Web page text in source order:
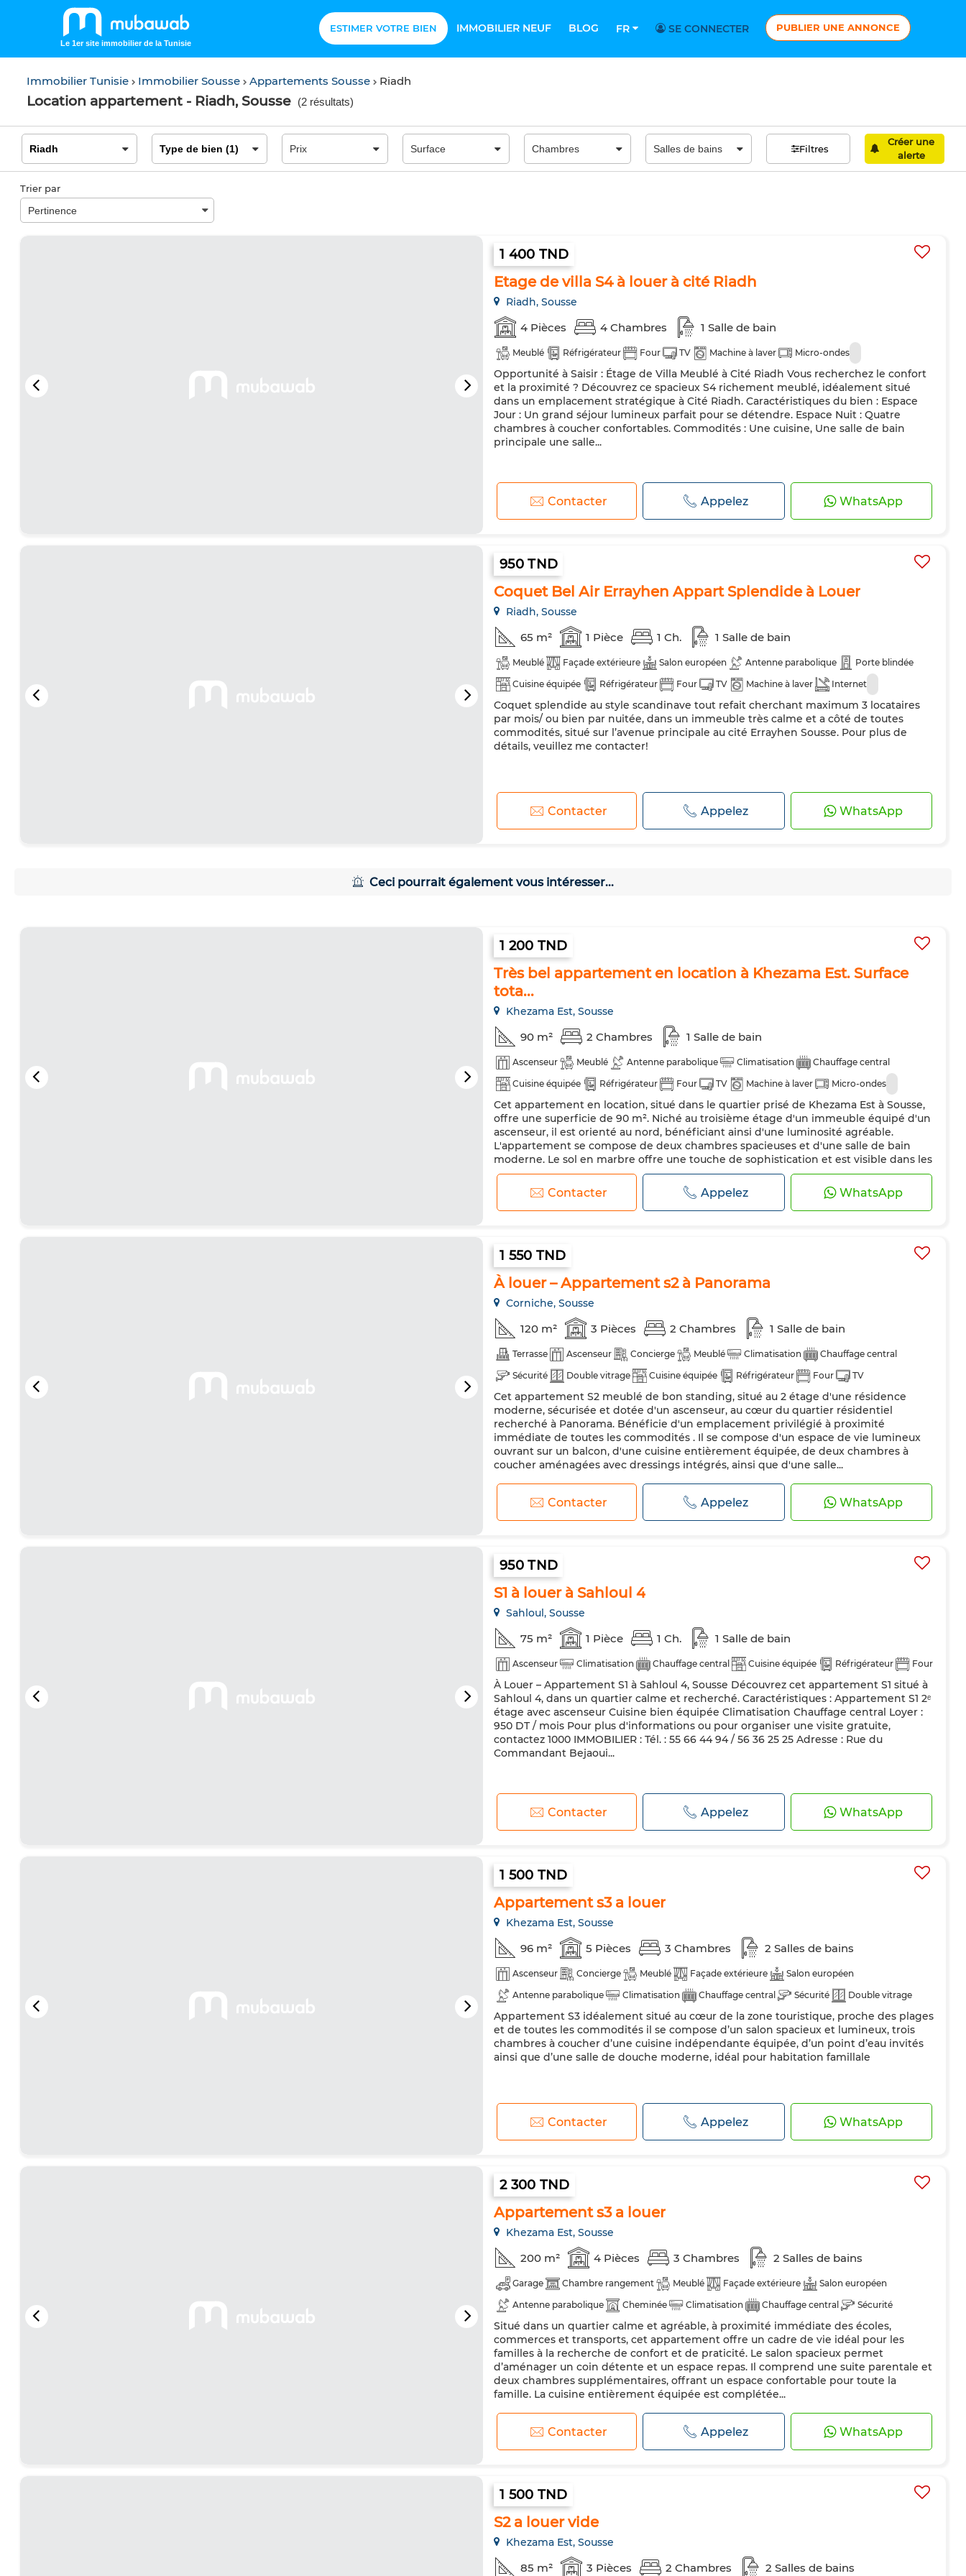
Le 1er site immobilier de la Tunisie
ESTIMER VOTRE BIEN IMMOBILIER NEUF BLOG FR SE CONNECTER PUBLIER UNE ANNONCE
Immobilier Tunisie Immobilier Sousse Appartements Sousse Riadh
Location appartement - Riadh, Sousse (2 résultats)
Filtres
Créer une
alerte
Trier par
1 400 TND
Etage de villa S4 à louer à cité Riadh
Riadh, Sousse
4 Pièces 4 Chambres 1 Salle de bain
Meublé Réfrigérateur Four TV Machine à laver Micro-ondes
Opportunité à Saisir : Étage de Villa Meublé à Cité Riadh Vous recherchez le confort
et la proximité ? Découvrez ce spacieux S4 richement meublé, idéalement situé
dans un emplacement stratégique à Cité Riadh. Caractéristiques du bien : Espace
Jour : Un grand séjour lumineux parfait pour se détendre. Espace Nuit : Quatre
chambres à coucher confortables. Commodités : Une cuisine, Une salle de bain
principale une salle...
Contacter Appelez WhatsApp
950 TND
Coquet Bel Air Errayhen Appart Splendide à Louer
Riadh, Sousse
65 m² 1 Pièce 1 Ch. 1 Salle de bain
Meublé Façade extérieure Salon européen Antenne parabolique
Porte blindée
Cuisine équipée
Réfrigérateur Four TV Machine à laver Internet
Coquet splendide au style scandinave tout refait cherchant maximum 3 locataires
par mois/ ou bien par nuitée, dans un immeuble très calme et a côté de toutes
commodités, situé sur l’avenue principale au cité Errayhen Sousse. Pour plus de
détails, veuillez me contacter!
Contacter Appelez WhatsApp
Ceci pourrait également vous intéresser...
1 200 TND
Très bel appartement en location à Khezama Est. Surface
tota...
Khezama Est, Sousse
90 m² 2 Chambres 1 Salle de bain
Ascenseur Meublé Antenne parabolique Climatisation
Chauffage central
Cuisine équipée
Réfrigérateur Four TV Machine à laver Micro-ondes
Cet appartement en location, situé dans le quartier prisé de Khezama Est à Sousse,
offre une superficie de 90 m². Niché au troisième étage d'un immeuble équipé d'un
ascenseur, il est orienté au nord, bénéficiant ainsi d'une luminosité agréable.
L'appartement se compose de deux chambres spacieuses et d'une salle de bain
moderne. Le sol en marbre offre une touche de sophistication et est visible dans les
espaces principaux, tels que le salon et les...
Contacter Appelez WhatsApp
1 550 TND
À louer – Appartement s2 à Panorama
Corniche, Sousse
120 m² 3 Pièces 2 Chambres 1 Salle de bain
Terrasse Ascenseur Concierge Meublé Climatisation
Chauffage central
Sécurité
Double vitrage Cuisine équipée Réfrigérateur Four
TV
Machine à laver
Micro-ondes Internet Animaux domestiques autorisés
Cet appartement S2 meublé de bon standing, situé au 2 étage d'une résidence
moderne, sécurisée et dotée d'un ascenseur, au cœur du quartier résidentiel
recherché à Panorama. Bénéficie d'un emplacement privilégié à proximité
immédiate de toutes les commodités . Il se compose d'un espace de vie lumineux
ouvrant sur un balcon, d'une cuisine entièrement équipée, de deux chambres à
coucher aménagées avec dressings intégrés, ainsi que d'une salle...
Contacter Appelez WhatsApp
950 TND
S1 à louer à Sahloul 4
Sahloul, Sousse
75 m² 1 Pièce 1 Ch. 1 Salle de bain
Ascenseur Climatisation Chauffage central Cuisine équipée Réfrigérateur Four
À Louer – Appartement S1 à Sahloul 4, Sousse Découvrez cet appartement S1 situé à
Sahloul 4, dans un quartier calme et recherché. Caractéristiques : Appartement S1 2ᵉ
étage avec ascenseur Cuisine bien équipée Climatisation Chauffage central Loyer :
950 DT / mois Pour plus d'informations ou pour organiser une visite gratuite,
contactez 1000 IMMOBILIER : Tél. : 55 66 44 94 / 56 36 25 25 Adresse : Rue du
Commandant Bejaoui...
Contacter Appelez WhatsApp
1 500 TND
Appartement s3 a louer
Khezama Est, Sousse
96 m² 5 Pièces 3 Chambres 2 Salles de bains
Ascenseur Concierge Meublé Façade extérieure
Salon européen
Antenne parabolique
Climatisation Chauffage central Sécurité
Double vitrage
Porte blindée
Cuisine équipée Réfrigérateur Four TV
Machine à laver
Micro-ondes
Internet Animaux domestiques autorisés
Appartement S3 idéalement situé au cœur de la zone touristique, proche des plages
et de toutes les commodités il se compose d’un salon spacieux et lumineux, trois
chambres à coucher d’une cuisine indépendante équipée, d’un point d’eau invités
ainsi que d’une salle de douche moderne, idéal pour habitation famillale
Contacter Appelez WhatsApp
2 300 TND
Appartement s3 a louer
Khezama Est, Sousse
200 m² 4 Pièces 3 Chambres 2 Salles de bains
Garage Chambre rangement Meublé Façade extérieure
Salon européen
Antenne parabolique
Cheminée Climatisation Chauffage central
Sécurité
Double vitrage
Porte blindée Cuisine équipée Réfrigérateur Four
TV
Machine à laver
Micro-ondes Internet Animaux domestiques autorisés
Situé dans un quartier calme et agréable, à proximité immédiate des écoles,
commerces et transports, cet appartement offre un cadre de vie idéal pour les
familles à la recherche de confort et de praticité. Le salon spacieux permet
d’aménager un coin détente et un espace repas. Il comprend une suite parentale et
deux chambres supplémentaires, offrant un espace confortable pour toute la
famille. La cuisine entièrement équipée est complétée...
Contacter Appelez WhatsApp
1 500 TND
S2 a louer vide
Khezama Est, Sousse
85 m² 3 Pièces 2 Chambres 2 Salles de bains